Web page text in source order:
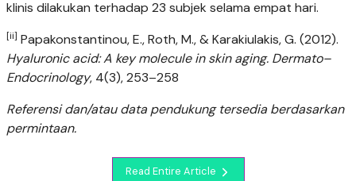
klinis dilakukan terhadap 23 subjek selama empat hari.
[ii] Papakonstantinou, E., Roth, M., & Karakiulakis, G. (2012).
Hyaluronic acid: A key molecule in skin aging. Dermato–
Endocrinology, 4(3), 253–258
Referensi dan/atau data pendukung tersedia berdasarkan
permintaan.
Read Entire Article